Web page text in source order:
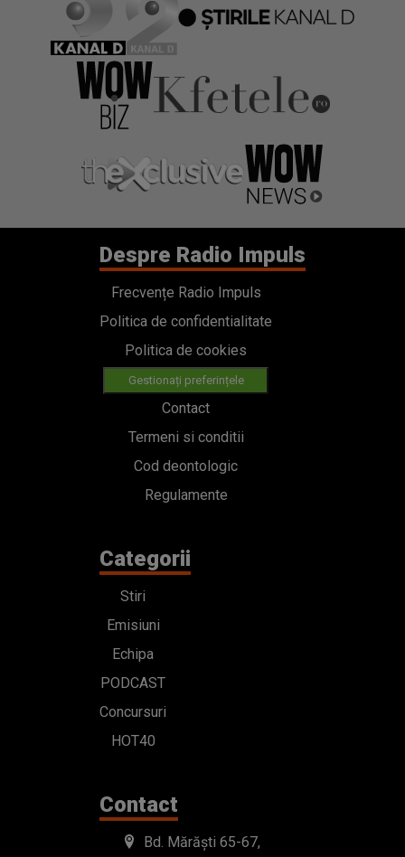
Despre Radio Impuls
Frecvențe Radio Impuls
Politica de confidentialitate
Politica de cookies
Gestionați preferințele
Contact
Termeni si conditii
Cod deontologic
Regulamente
Categorii
Stiri
Emisiuni
Echipa
PODCAST
Concursuri
HOT40
Contact
Bd. Mărăști 65-67,